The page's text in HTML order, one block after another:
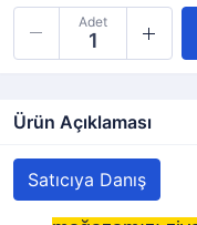
Adet
Ürün Açıklaması
Satıcıya Danış